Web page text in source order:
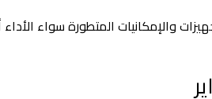
والإمكانيات المتطورة سواء